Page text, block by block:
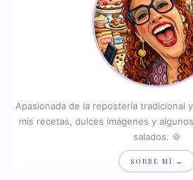
Apasionada de la repostería tradicional
mis recetas, dulces imágenes y
salados. 🍪
SOBRE MÍ →